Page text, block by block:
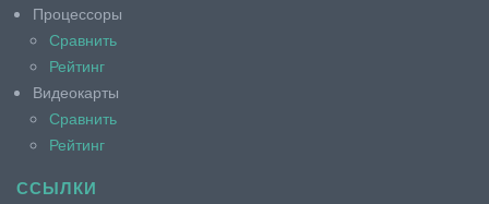
Процессоры
Сравнить
Рейтинг
Видеокарты
Сравнить
Рейтинг
ССЫЛКИ